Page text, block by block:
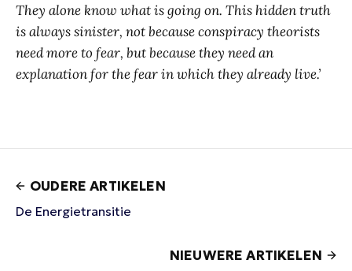
They alone know what is going on. This hidden truth
is always sinister, not because conspiracy theorists
need more to fear, but because they need an
explanation for the fear in which they already live.’
OUDERE ARTIKELEN
De Energietransitie
NIEUWERE ARTIKELEN